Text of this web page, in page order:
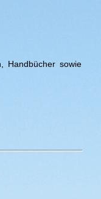
Handbücher sowie